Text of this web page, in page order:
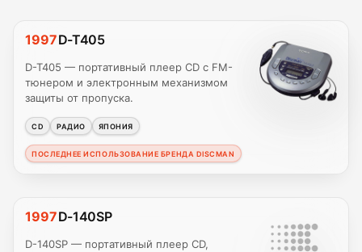
1997D-T405
D-T405 — портативный плеер CD с FM-
тюнером и электронным механизмом
защиты от пропуска.
CD РАДИО ЯПОНИЯ
ПОСЛЕДНЕЕ ИСПОЛЬЗОВАНИЕ БРЕНДА DISCMAN
1997D-140SP
D-140SP — портативный плеер CD,